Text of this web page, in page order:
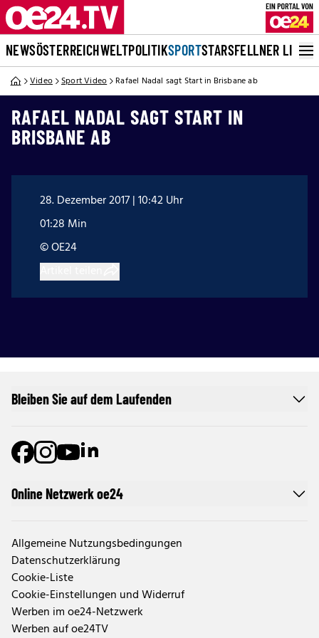
NEWSÖSTERREICHWELTPOLITIKSPORTSTARSFELLNER LIVE
Video Sport Video Rafael Nadal sagt Start in Brisbane ab
RAFAEL NADAL SAGT START IN
BRISBANE AB
28. Dezember 2017 | 10:42 Uhr
01:28 Min
© OE24
Online Netzwerk oe24
Allgemeine Nutzungsbedingungen
Datenschutzerklärung
Cookie-Liste
Cookie-Einstellungen und Widerruf
Werben im oe24-Netzwerk
Werben auf oe24TV
Bleiben Sie auf dem Laufenden